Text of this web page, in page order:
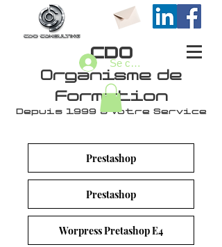
CDO
Organisme de
Formation
Depuis 1999 à Votre Service
Se connecter
Prestashop
Prestashop
Worpress Pretashop E4